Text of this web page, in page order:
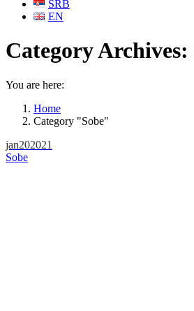
SRB
EN
Category Archives:
You are here:
Home
Category "Sobe"
jan202021
Sobe